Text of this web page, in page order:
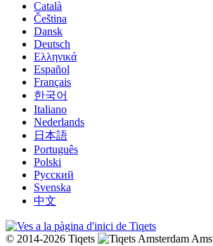
Català
Čeština
Dansk
Deutsch
Ελληνικά
Español
Français
한국어
Italiano
Nederlands
日本語
Português
Polski
Русский
Svenska
中文
© 2014-2026 Tiqets